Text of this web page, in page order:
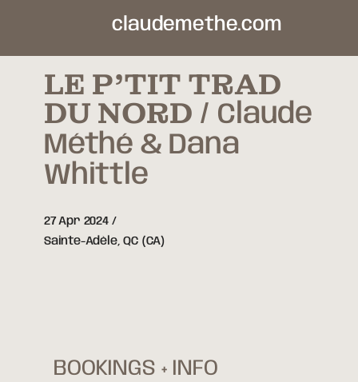
claudemethe.com
LE P’TIT TRAD
DU NORD
Claude
Méthé & Dana
Whittle
27 Apr 2024
Sainte-Adèle,QC (CA)
BOOKINGS + INFO